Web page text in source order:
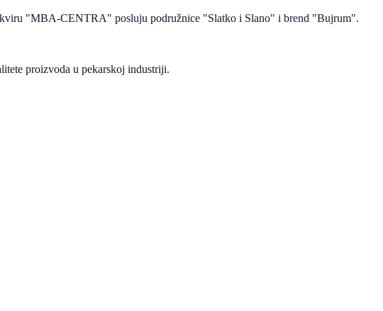
"MBA-CENTRA" posluju podružnice "Slatko i Slano" i brend "Bujrum".
proizvoda u pekarskoj industriji.